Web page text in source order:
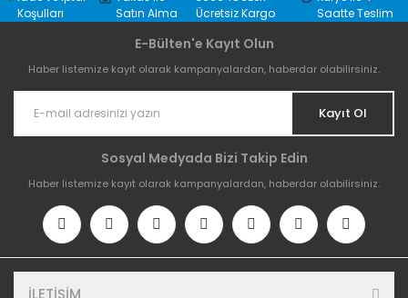
Koşulları
Satın Alma
Ücretsiz Kargo
Saatte Teslim
E-Bülten'e Kayıt Olun
Haber listemize kayıt olarak kampanyalardan, haberdar olabilirsiniz.
Kayıt Ol
Sosyal Medyada Bizi Takip Edin
Haber listemize kayıt olarak kampanyalardan, haberdar olabilirsiniz.
İLETİŞİM